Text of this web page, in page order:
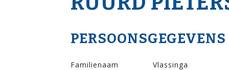
PERSOONSGEGEVENS
Familienaam
Vlassinga